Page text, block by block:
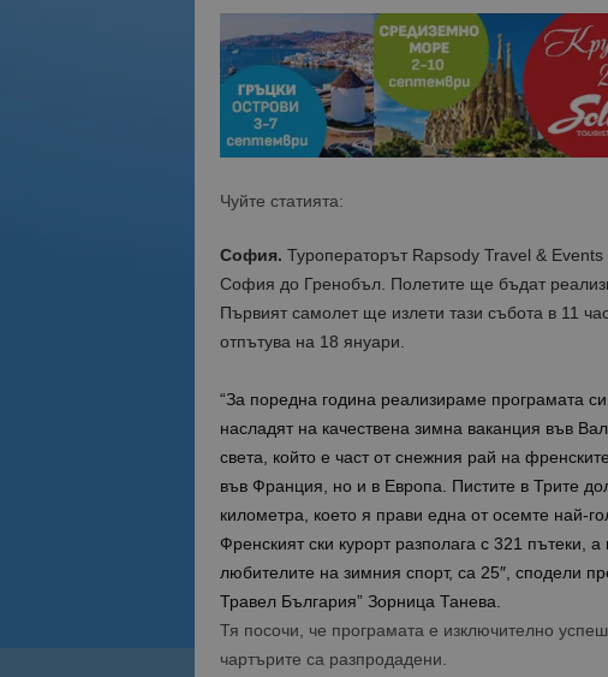
Чуйте статията:
София. Туроператорът Rapsody Travel &
София до Гренобъл. Полетите ще бъдат
Първият самолет ще излети тази събота в 11
отпътува на 18 януари.
“За поредна година реализираме програмата
насладят на качествена зимна ваканция във
света, който е част от снежния рай на
във Франция, но и в Европа. Пистите в Трите
километра, което я прави една от осемте най-
Френският ски курорт разполага с 321 пътеки,
любителите на зимния спорт, са 25″, сподели
Травел България” Зорница Танева.
Тя посочи, че програмата е изключително
чартърите са разпродадени.